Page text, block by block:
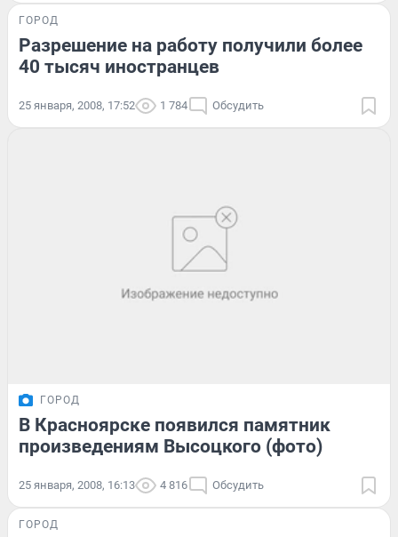
ГОРОД
Разрешение на работу получили более
40 тысяч иностранцев
25 января, 2008, 17:52 1 784 Обсудить
ГОРОД
В Красноярске появился памятник
произведениям Высоцкого (фото)
25 января, 2008, 16:13 4 816 Обсудить
ГОРОД